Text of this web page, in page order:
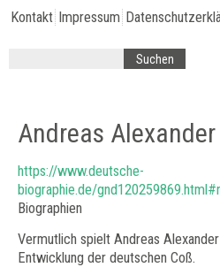
Kontakt Impressum
Andreas Alexander
https://www.deutsche-
biographie.de/
Biographien
Vermutlich spielt Andreas
Entwicklung der deutschen Coß.